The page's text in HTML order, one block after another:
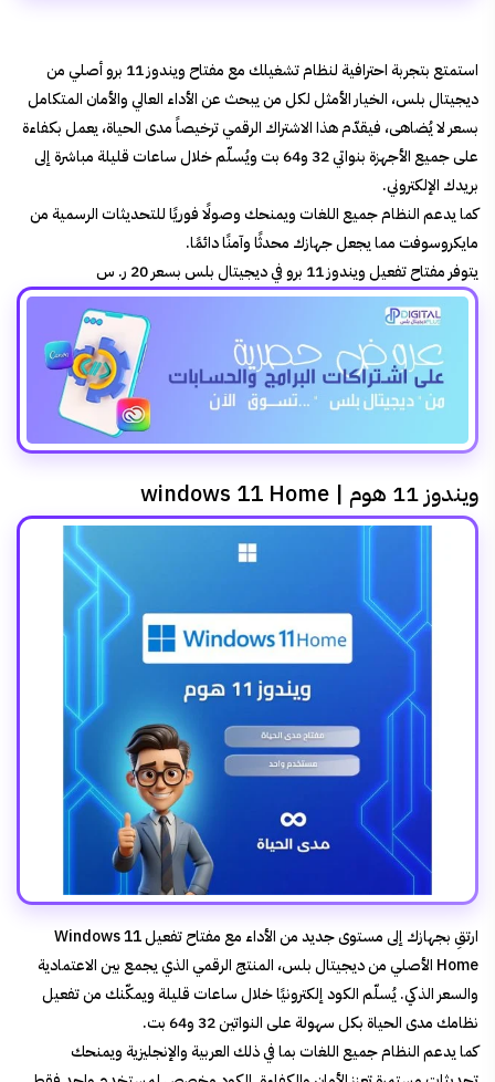
استمتع بتجربة احترافية لنظام تشغيلك مع مفتاح ويندوز 11 برو أصلي من
ديجيتال بلس، الخيار الأمثل لكل من يبحث عن الأداء العالي والأمان المتكامل
بسعر لا يُضاهى، فيقدّم هذا الاشتراك الرقمي ترخيصاً مدى الحياة، يعمل بكفاءة
على جميع الأجهزة بنواتي 32 و64 بت ويُسلّم خلال ساعات قليلة مباشرة إلى
بريدك الإلكتروني.
كما يدعم النظام جميع اللغات ويمنحك وصولًا فوريًا للتحديثات الرسمية من
مايكروسوفت مما يجعل جهازك محدثًا وآمنًا دائمًا.
يتوفر مفتاح تفعيل ويندوز 11 برو في ديجيتال بلس بسعر 20 ر. س
ويندوز 11 هوم | windows 11 Home
ارتقِ بجهازك إلى مستوى جديد من الأداء مع مفتاح تفعيل Windows 11
Home الأصلي من ديجيتال بلس، المنتج الرقمي الذي يجمع بين الاعتمادية
والسعر الذكي. يُسلّم الكود إلكترونيًا خلال ساعات قليلة ويمكّنك من تفعيل
نظامك مدى الحياة بكل سهولة على النواتين 32 و64 بت.
كما يدعم النظام جميع اللغات بما في ذلك العربية والإنجليزية ويمنحك